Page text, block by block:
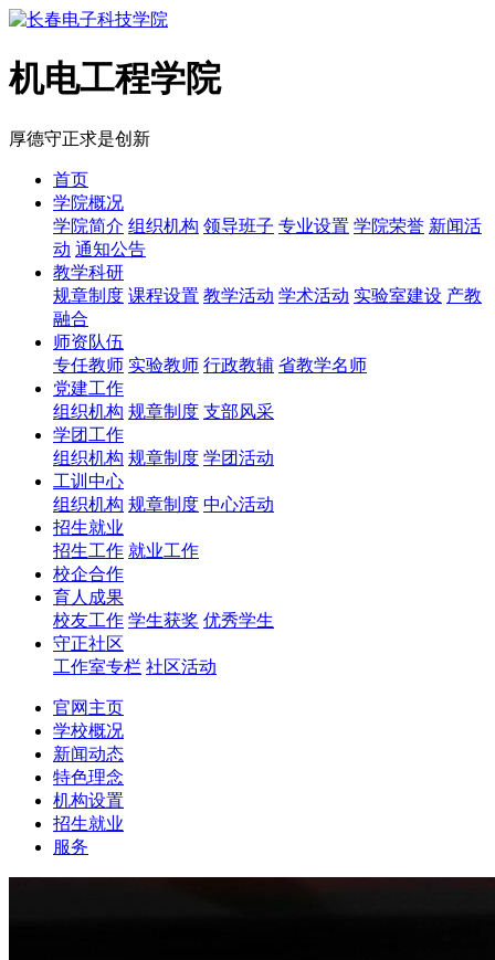
机电工程学院
厚德守正求是创新
首页
学院概况
学院简介 组织机构 领导班子 专业设置 学院荣誉 新闻活
动 通知公告
教学科研
规章制度 课程设置 教学活动 学术活动 实验室建设 产教
融合
师资队伍
专任教师 实验教师 行政教辅 省教学名师
党建工作
组织机构 规章制度 支部风采
学团工作
组织机构 规章制度 学团活动
工训中心
组织机构 规章制度 中心活动
招生就业
招生工作 就业工作
校企合作
育人成果
校友工作 学生获奖 优秀学生
守正社区
工作室专栏 社区活动
官网主页
学校概况
新闻动态
特色理念
机构设置
招生就业
服务